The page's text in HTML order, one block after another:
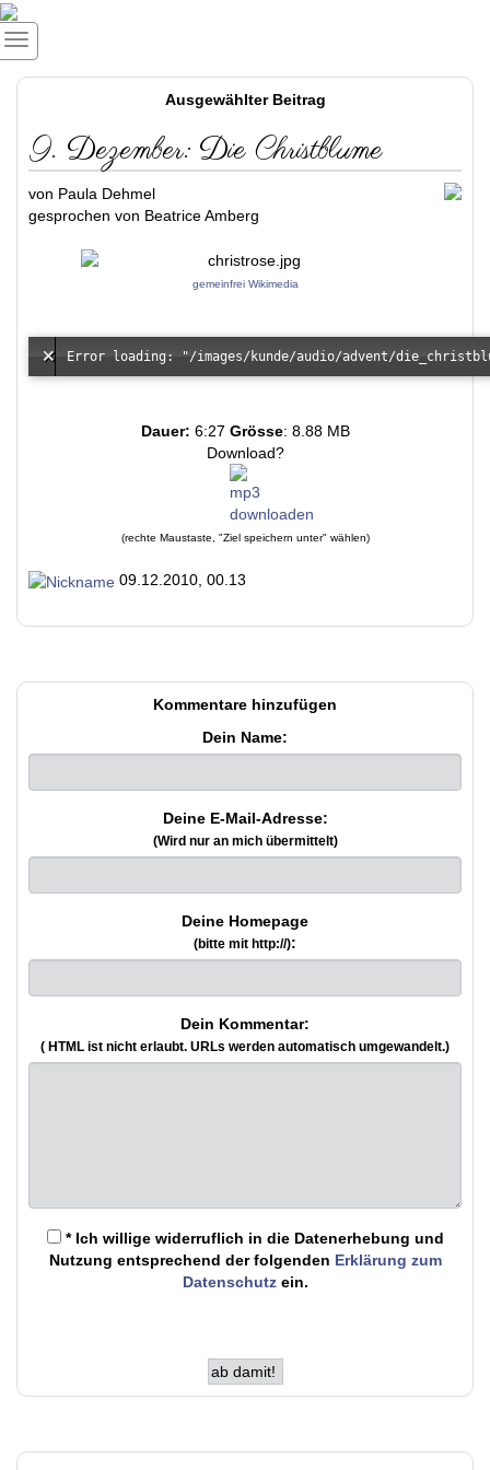
Ausgewählter Beitrag
9. Dezember: Die Christblume
von Paula Dehmel
gesprochen von Beatrice Amberg
gemeinfrei Wikimedia
Dauer: 6:27 Grösse: 8.88 MB
Download?
(rechte Maustaste, "Ziel speichern unter" wählen)
09.12.2010, 00.13
Kommentare hinzufügen
Dein Name:
Deine E-Mail-Adresse:
(Wird nur an mich übermittelt)
Deine Homepage
(bitte mit http://):
Dein Kommentar:
( HTML ist nicht erlaubt. URLs werden automatisch umgewandelt.)
* Ich willige widerruflich in die Datenerhebung und
Nutzung entsprechend der folgenden Erklärung zum
Datenschutzein.